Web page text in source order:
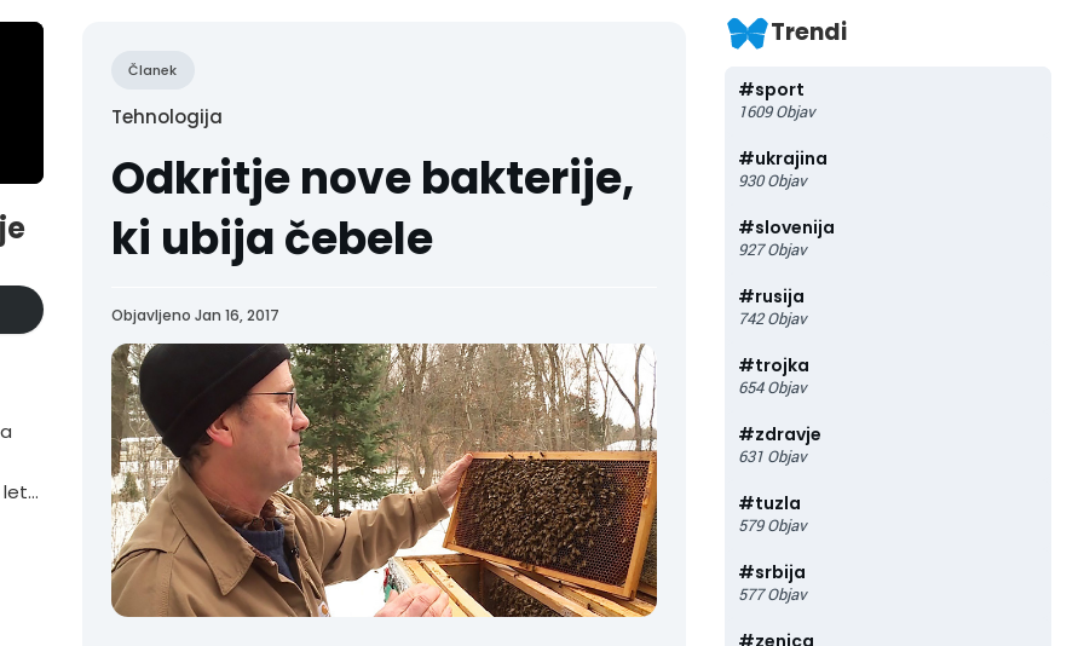
letu
Članek
Tehnologija
Odkritje nove bakterije,
ki ubija čebele
Objavljeno Jan 16, 2017
Trendi
#sport
1609 Objav
#ukrajina
930 Objav
#slovenija
927 Objav
#rusija
742 Objav
#trojka
654 Objav
#zdravje
631 Objav
#tuzla
579 Objav
#srbija
577 Objav
#zenica